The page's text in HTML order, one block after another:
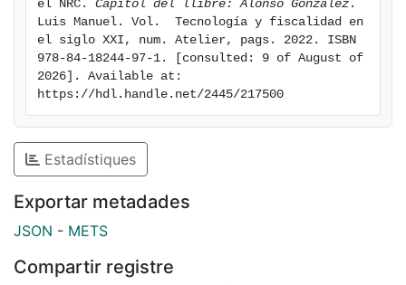
el NRC. Capítol del llibre: Alonso González .
Luis Manuel. Vol.  Tecnología y fiscalidad en
el siglo XXI, num. Atelier, pags. 2022. ISBN
978-84-18244-97-1. [consulted: 9 of August of
2026]. Available at:
https://hdl.handle.net/2445/217500
Estadístiques
Exportar metadades
JSON - METS
Compartir registre